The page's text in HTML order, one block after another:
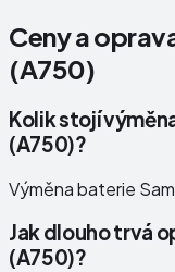
Ceny a
(A750)
Kolik stojí
(A750)?
Výměna baterie
Jak dlouho trvá
(A750)?